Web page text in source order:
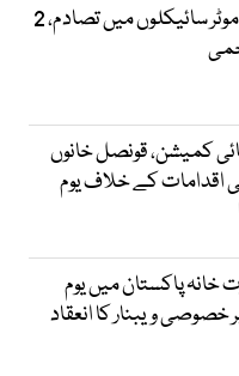
احمد پور شرقیہ، دو موٹر سائیکلوں میں تصادم، 2
کمیشن، قونصل خانوں
اقدامات کے خلاف یوم
خانہ پاکستان میں یوم
ویبنار کا انعقاد